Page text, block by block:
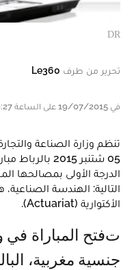
DR
تحرير من طرف Le360
في 19/07/2015 على الساعة 10:27
تنظم وزارة الصناعة
الدرجة الأولى بمصالحها
التالية: الهندسة
الأكتوارية (Actuariat).
تفتح المباراة في وجه المترشحين من